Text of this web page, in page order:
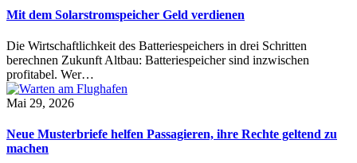
Mit dem Solarstromspeicher Geld verdienen
Die Wirtschaftlichkeit des Batteriespeichers in drei Schritten
berechnen Zukunft Altbau: Batteriespeicher sind inzwischen
profitabel. Wer…
Mai 29, 2026
Neue Musterbriefe helfen Passagieren, ihre Rechte geltend zu
machen